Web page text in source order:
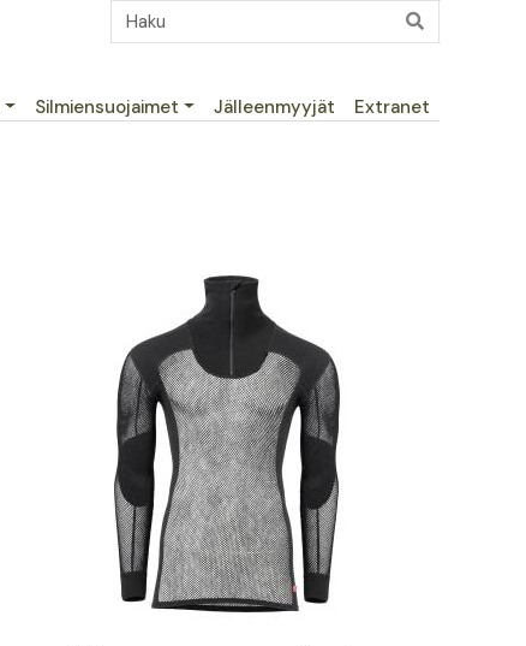
Silmiensuojaimet Jälleenmyyjät Extranet